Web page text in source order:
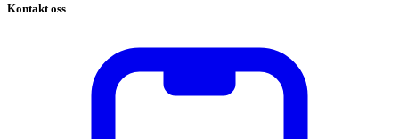
Kontakt oss